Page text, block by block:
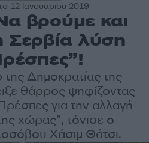
12 Ιανουαρίου 2019
βρούμε και
Σερβία λύση
της Δημοκρατίας της
θάρρος ψηφίζοντας
για την αλλαγή
χώρας”, τόνισε ο
Χάσιμ Θάτσι.